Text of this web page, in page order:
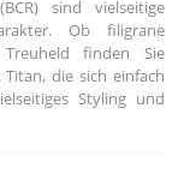
sind vielseitige
Ob filigrane
finden Sie
die sich einfach
Styling und